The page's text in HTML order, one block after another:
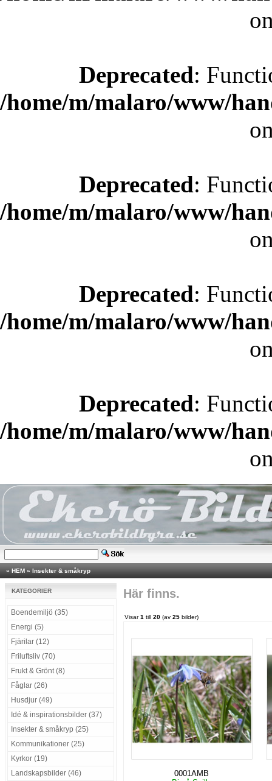
Deprecated:
/home/m/malaro/www/
Deprecated:
/home/m/malaro/www/
Deprecated:
/home/m/malaro/www/
Deprecated:
/home/m/malaro/www/
» HEM » Insekter & småkryp
KATEGORIER
Boendemiljö (35)
Energi (5)
Fjärilar (12)
Friluftsliv (70)
Frukt & Grönt (8)
Fåglar (26)
Husdjur (49)
Idé & inspirationsbilder (37)
Insekter & småkryp (25)
Kommunikationer (25)
Kyrkor (19)
Landskapsbilder (46)
Här finns.
Visar1 till 20 (av 25 bilder)
0001AMB